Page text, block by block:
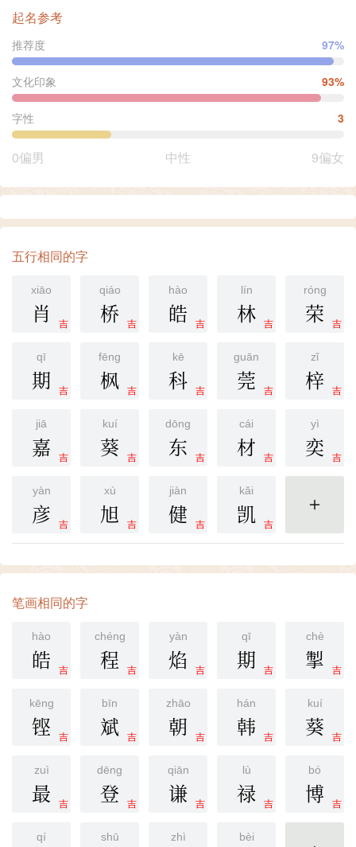
起名参考
推荐度 97%
文化印象 93%
字性 3
0偏男 中性 9偏女
五行相同的字
xiāo
吉
肖
qiáo
吉
桥
hào
吉
皓
lín
吉
林
róng
吉
荣
qī
吉
期
fēng
吉
枫
kē
吉
科
guān
吉
莞
zǐ
吉
梓
jiā
吉
嘉
kuí
吉
葵
dōng
吉
东
cái
吉
材
yì
吉
奕
yàn
吉
彦
xù
吉
旭
jiàn
吉
健
kǎi
吉
凯 更多
笔画相同的字
hào
吉
皓
chéng
吉
程
yàn
吉
焰
qī
吉
期
chè
吉
掣
kēng
吉
铿
bīn
吉
斌
zhāo
吉
朝
hán
吉
韩
kuí
吉
葵
zuì
吉
最
dēng
吉
登
qiān
吉
谦
lù
吉
禄
bó
吉
博
qí shū zhì bèi